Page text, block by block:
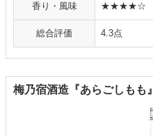
香り・風味 ★★★★☆
総合評価 4.3点
梅乃宿酒造『あらごしもも』